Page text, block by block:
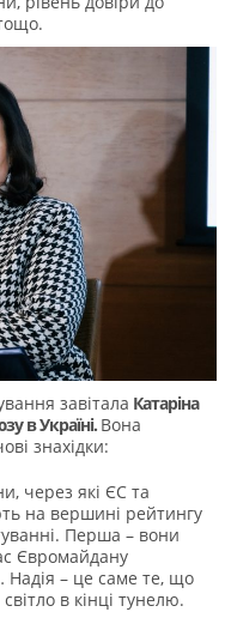
завітала Катаріна
в Україні. Вона
знахідки:
через які ЄС та
на вершині рейтингу
Перша – вони
Євромайдану
Надія – це саме те, що
в кінці тунелю.